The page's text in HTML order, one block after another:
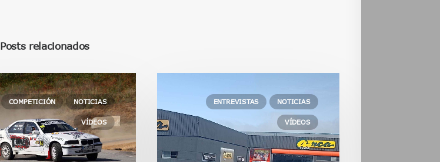
Posts relacionados
COMPETICIÓN NOTICIAS
VÍDEOS
ENTREVISTAS NOTICIAS
VÍDEOS